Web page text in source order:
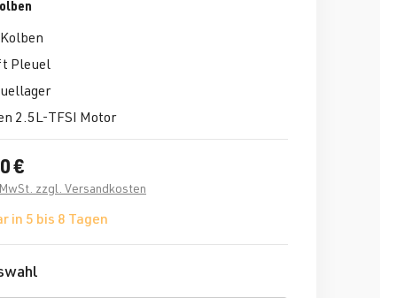
Pleuel
2.5L-TFSI Motor
€
zzgl. Versandkosten
in 5 bis 8 Tagen